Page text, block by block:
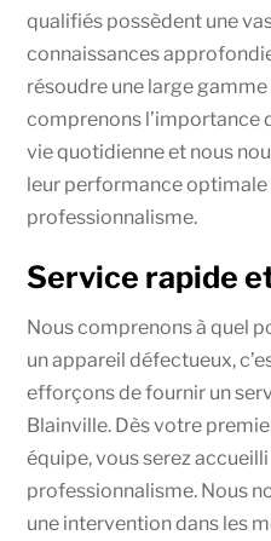
qualifiés possèdent une
connaissances
résoudre une large
comprenons l’importance
vie quotidienne et nous
leur performance
professionnalisme.
Service rapide
Nous comprenons à quel
un appareil défectueux,
efforçons de fournir un
Blainville. Dès votre
équipe, vous serez
professionnalisme. Nous
une intervention dans les